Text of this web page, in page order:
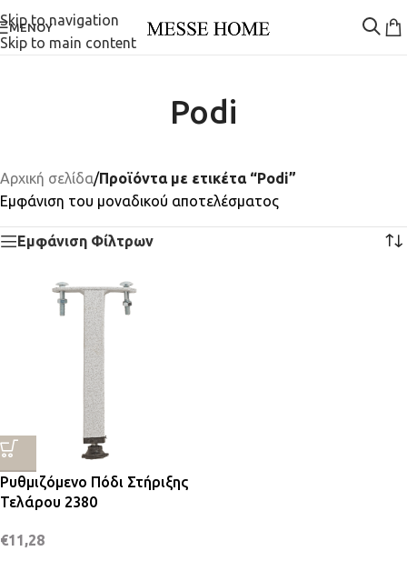
Skip to navigation
Skip to main content
ΜΕΝΟΎ
Podi
Αρχική σελίδα/Προϊόντα με ετικέτα “Podi”
Εμφάνιση του μοναδικού αποτελέσματος
Εμφάνιση Φίλτρων
Ρυθμιζόμενο Πόδι Στήριξης
Τελάρου 2380
€11,28